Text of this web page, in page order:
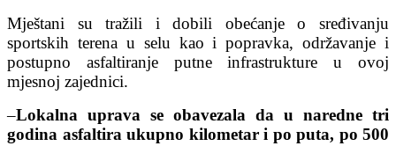
Mještani su tražili i dobili obećanje o sređivanju
sportskih terena u selu kao i popravka, održavanje i
postupno asfaltiranje putne infrastrukture u ovoj
mjesnoj zajednici.
–Lokalna uprava se obavezala da u naredne tri
godina asfaltira ukupno kilometar i po puta, po 500